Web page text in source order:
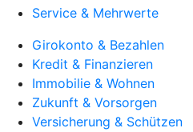
Service & Mehrwerte
Girokonto & Bezahlen
Kredit & Finanzieren
Immobilie & Wohnen
Zukunft & Vorsorgen
Versicherung & Schützen